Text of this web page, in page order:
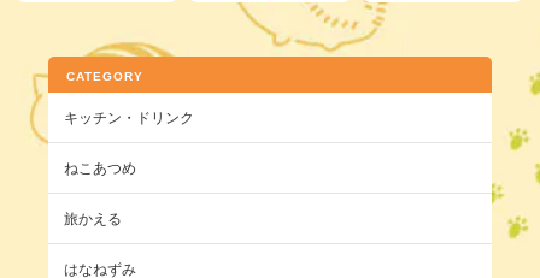
CATEGORY
キッチン・ドリンク
ねこあつめ
旅かえる
はなねずみ